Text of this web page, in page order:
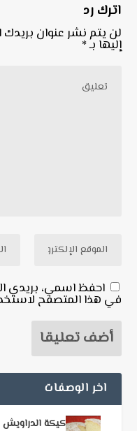
اترك رد
لن يتم نشر عنوان بريدك
إليها بـ*
احفظ اسمي، بريدي
في هذا المتصفح
اخر الوصفات
كيكة